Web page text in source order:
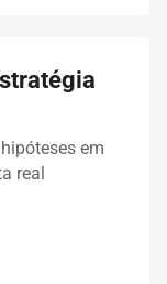
em
real